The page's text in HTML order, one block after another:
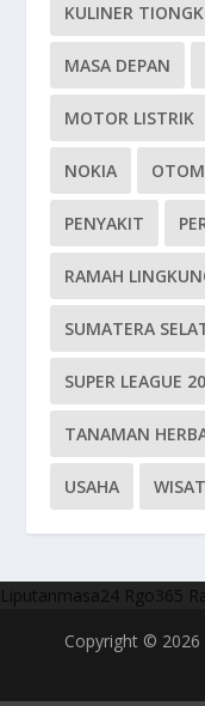
KULINER
MASA DEPAN
MOTOR LISTRIK
NOKIA
PENYAKIT
RAMAH
SUMATERA
SUPER LEAGUE
TANAMAN
USAHA
Liputanmasa24 Rgo365
Copyright © 2026